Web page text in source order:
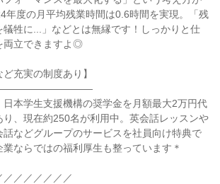
年度の月平均残業時間は0.6時間を実現。「残
牲に...」などとは無縁です！しっかりと仕
両立できますよ◎
充実の制度あり】
本学生支援機構の奨学金を月額最大2万円代
、現在約250名が利用中。英会話レッスンや
などグループのサービスを社員向け特典で
ならではの福利厚生も整っています＊
／／／／／／／